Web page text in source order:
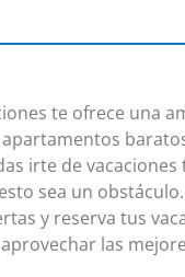
te ofrece una
irte de vacaciones
sea un
y reserva tus
las